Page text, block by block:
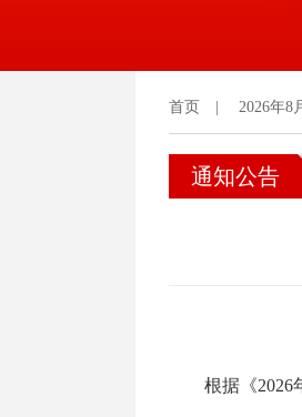
首页 2026年8
通知公告
根据《2026